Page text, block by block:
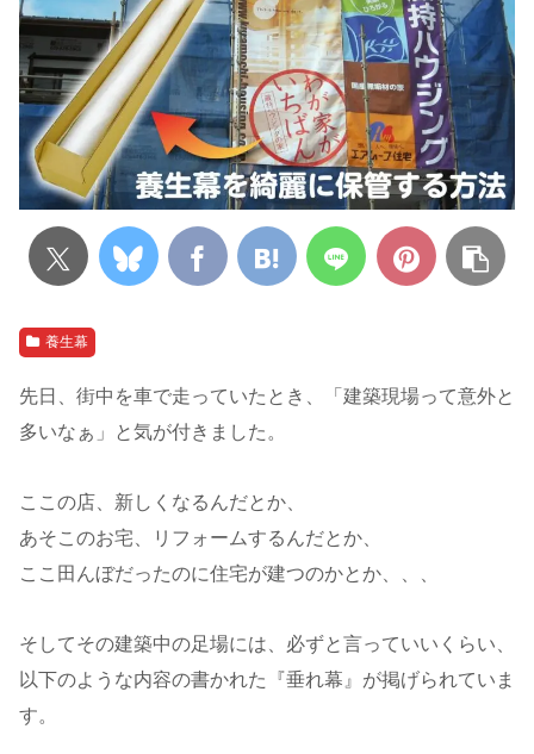
養生幕
先日、街中を車で走っていたとき、「建築現場って意外と
多いなぁ」と気が付きました。
ここの店、新しくなるんだとか、
あそこのお宅、リフォームするんだとか、
ここ田んぼだったのに住宅が建つのかとか、、、
そしてその建築中の足場には、必ずと言っていいくらい、
以下のような内容の書かれた『垂れ幕』が掲げられていま
す。